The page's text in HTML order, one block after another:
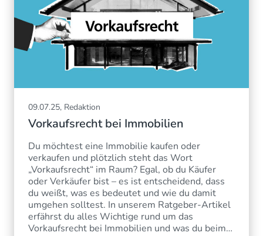
09.07.25, Redaktion
Vorkaufsrecht bei Immobilien
Du möchtest eine Immobilie kaufen oder
verkaufen und plötzlich steht das Wort
„Vorkaufsrecht“ im Raum? Egal, ob du Käufer
oder Verkäufer bist – es ist entscheidend, dass
du weißt, was es bedeutet und wie du damit
umgehen solltest. In unserem Ratgeber-Artikel
erfährst du alles Wichtige rund um das
Vorkaufsrecht bei Immobilien und was du beim…